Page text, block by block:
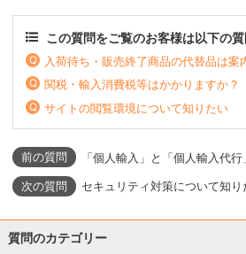
この質問をご覧のお客様は以下の
入荷待ち・販売終了商品の代替品は案
関税・輸入消費税等はかかりますか？
サイトの閲覧環境について知りたい
「個人輸入」と「個人輸入代行
セキュリティ対策について知り
質問のカテゴリー